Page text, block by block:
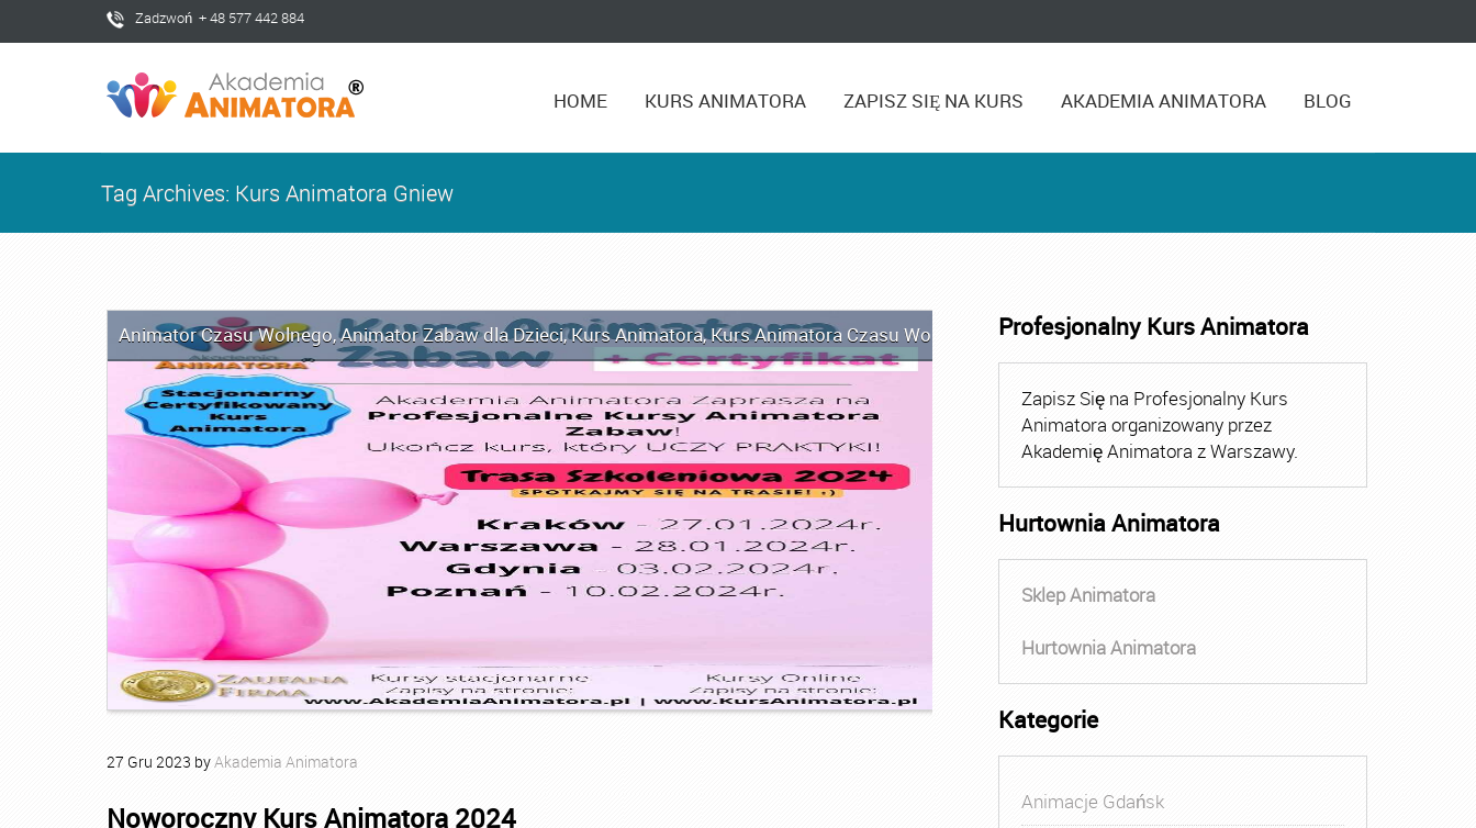
Zadzwoń + 48 577 442 884
HOME KURS ANIMATORA ZAPISZ SIĘ NA KURS AKADEMIA ANIMATORA BLOG
Tag Archives: Kurs Animatora Gniew
Animator Czasu Wolnego,Animator Zabaw dla Dzieci,Kurs Animatora,Kurs Animatora Czasu Wolnego Kurs Animatora Czasu Wolnego Warszawa
27 Gru 2023 byAkademia Animatora
Noworoczny Kurs Animatora 2024
Profesjonalny Kurs Animatora
Zapisz Się na Profesjonalny Kurs
Animatora organizowany przez
Akademię Animatora z Warszawy.
Hurtownia Animatora
Sklep Animatora
Hurtownia Animatora
Kategorie
Animacje Gdańsk